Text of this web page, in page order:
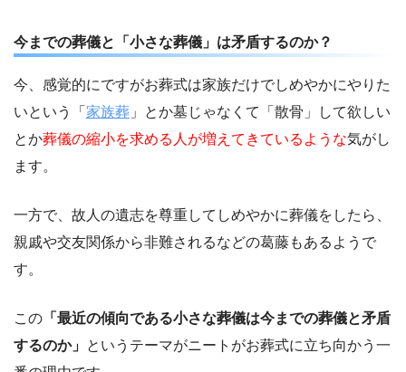
今までの葬儀と「小さな葬儀」は矛盾するのか？
今、感覚的にですがお葬式は家族だけでしめやかにやりた
いという「 家族葬 」とか墓じゃなくて「散骨」して欲しい
とか葬儀の縮小を求める人が増えてきているような気がし
ます。
一方で、故人の遺志を尊重してしめやかに葬儀をしたら、
親戚や交友関係から非難されるなどの葛藤もあるようで
す。
この 「最近の傾向である小さな葬儀は今までの葬儀と矛盾
するのか」 というテーマがニートがお葬式に立ち向かう一